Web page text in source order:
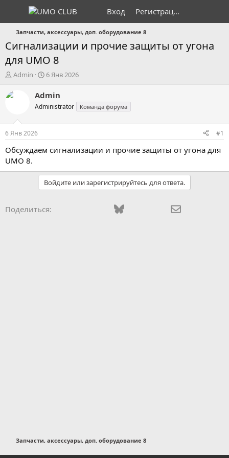
Вход Регистрация
Запчасти, аксессуары, доп. оборудование 8
Сигнализации и прочие защиты от угона
для UMO 8
А
т
т
е
м
ы
Admin
Д
т
а
н
а
л
6 Янв 2026
Admin
Administrator Команда форума
6 Янв 2026 #1
Обсуждаем сигнализации и прочие защиты от угона для
UMO 8.
Войдите или зарегистрируйтесь для ответа.
Поделиться: Odnoklassniki
Mail.ruBlueskyWhatsAppTelegram
Запчасти, аксессуары, доп. оборудование 8